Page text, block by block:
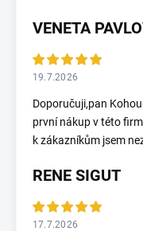
VENETA
19.7.2026
Doporučuji,pan
první nákup v této
k zákazníkům jsem
RENE SIGUT
17.7.2026